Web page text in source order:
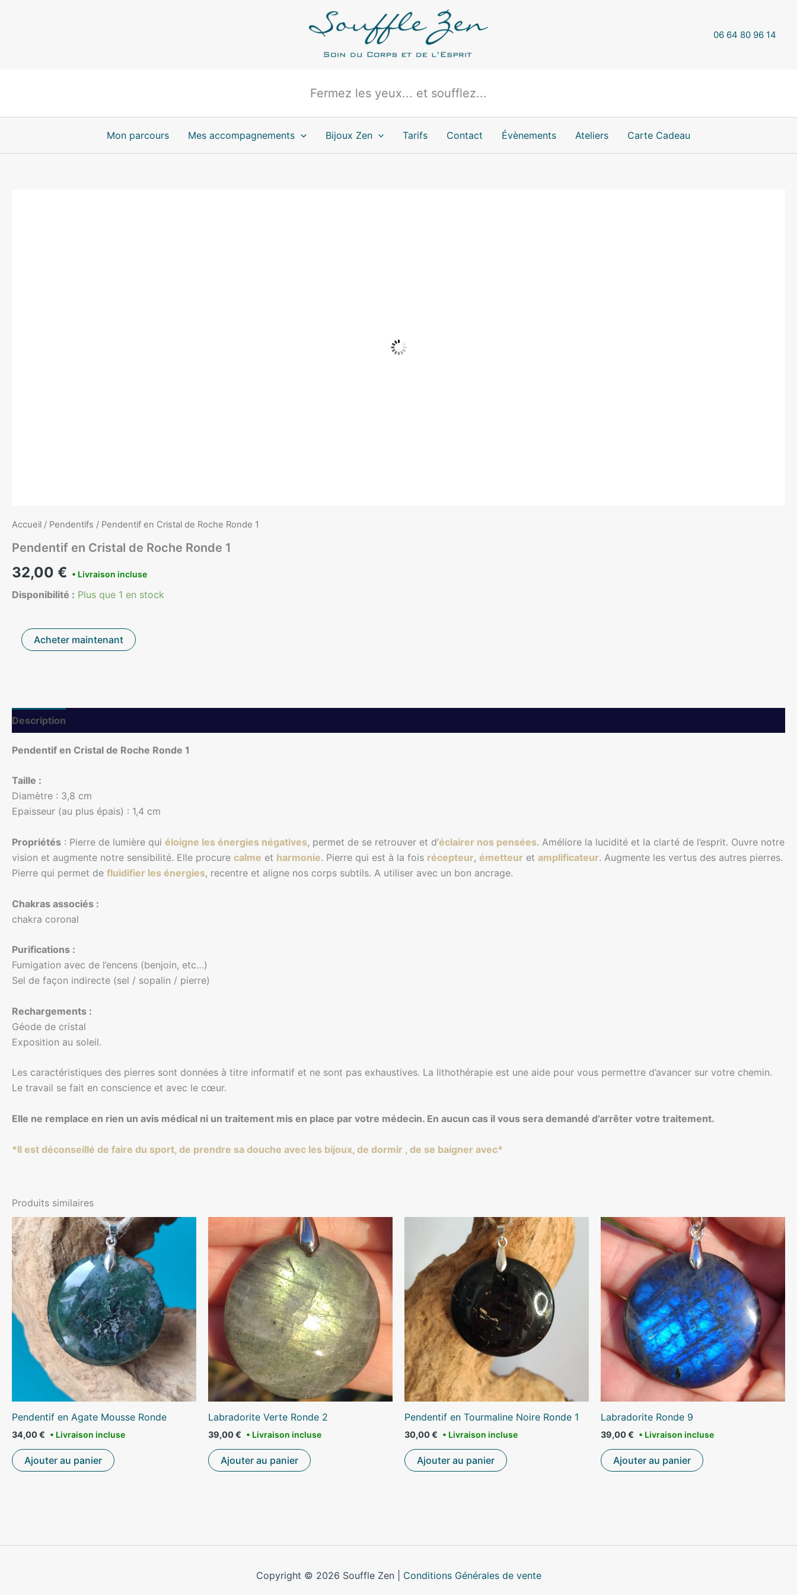
06 64 80 96 14
Fermez les yeux... et soufflez...
Mon parcours Mes accompagnements Bijoux Zen Tarifs Contact Évènements Ateliers Carte Cadeau
Accueil / Pendentifs / Pendentif en Cristal de Roche Ronde 1
Pendentif en Cristal de Roche Ronde 1
32,00 €
Disponibilité : Plus que 1 en stock
quantité
Ronde
Acheter maintenant
Description
Pendentif en Cristal de Roche Ronde 1
Taille :
Diamètre : 3,8 cm
Epaisseur (au plus épais) : 1,4 cm
Propriétés : Pierre de lumière qui éloigne les énergies négatives, permet de se retrouver et d’éclairer nos pensées. Améliore la lucidité et la clarté de l’esprit. Ouvre notre
vision et augmente notre sensibilité. Elle procure calme et harmonie. Pierre qui est à la fois récepteur, émetteur et amplificateur. Augmente les vertus des autres pierres.
Pierre qui permet de fluidifier les énergies, recentre et aligne nos corps subtils. A utiliser avec un bon ancrage.
Chakras associés :
chakra coronal
Purifications :
Fumigation avec de l’encens (benjoin, etc…)
Sel de façon indirecte (sel / sopalin / pierre)
Rechargements :
Géode de cristal
Exposition au soleil.
Les caractéristiques des pierres sont données à titre informatif et ne sont pas exhaustives. La lithothérapie est une aide pour vous permettre d’avancer sur votre chemin.
Le travail se fait en conscience et avec le cœur.
Elle ne remplace en rien un avis médical ni un traitement mis en place par votre médecin. En aucun cas il vous sera demandé d’arrêter votre traitement.
*Il est déconseillé de faire du sport, de prendre sa douche avec les bijoux, de dormir , de se baigner avec*
Produits similaires
Pendentif en Agate Mousse Ronde
34,00€
Ajouter au panier
Labradorite Verte Ronde 2
39,00€
Ajouter au panier
Pendentif en Tourmaline Noire Ronde 1
30,00€
Ajouter au panier
Labradorite Ronde 9
39,00€
Ajouter au panier
Copyright © 2026 Souffle Zen | Conditions Générales de vente